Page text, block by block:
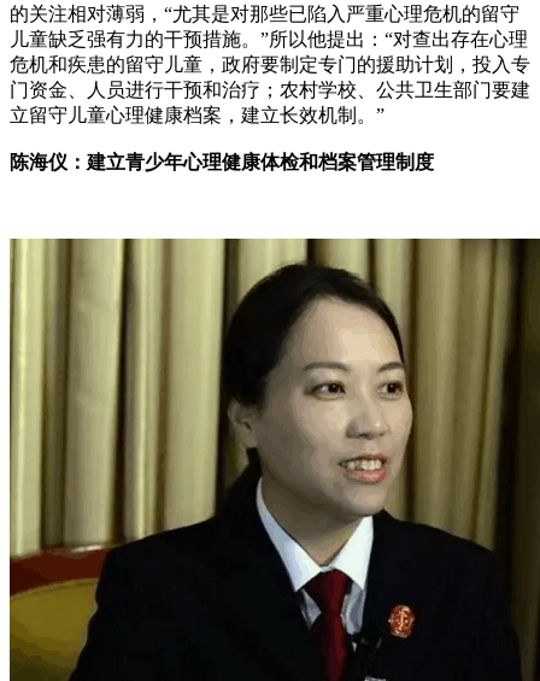
的关注相对薄弱，“尤其是对那些已陷入严重心理危机的留守
儿童缺乏强有力的干预措施。”所以他提出：“对查出存在心理
危机和疾患的留守儿童，政府要制定专门的援助计划，投入专
门资金、人员进行干预和治疗；农村学校、公共卫生部门要建
立留守儿童心理健康档案，建立长效机制。”
陈海仪：建立青少年心理健康体检和档案管理制度